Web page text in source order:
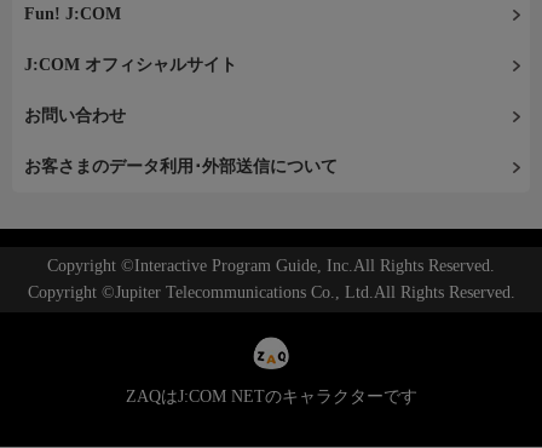
Fun! J:COM
J:COM オフィシャルサイト
お問い合わせ
お客さまのデータ利用･外部送信について
Copyright ©Interactive Program Guide, Inc.All Rights Reserved.
Copyright ©Jupiter Telecommunications Co., Ltd.All Rights Reserved.
ZAQはJ:COM NETのキャラクターです